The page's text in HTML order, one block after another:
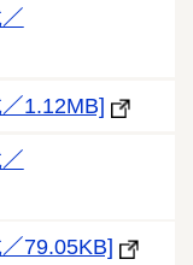
1.12MB]
79.05KB]